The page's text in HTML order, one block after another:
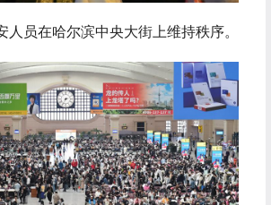
员在哈尔滨中央大街上维持秩序。